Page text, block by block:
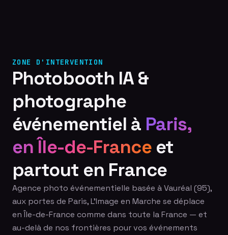
ZONE D'INTERVENTION
Photobooth IA &
photographe
événementiel à Paris,
en Île-de-Franceet
partout en France
Agence photo événementielle basée à Vauréal (95),
aux portes de Paris, L'Image en Marche se déplace
en Île-de-France comme dans toute la France — et
au-delà de nos frontières pour vos événements